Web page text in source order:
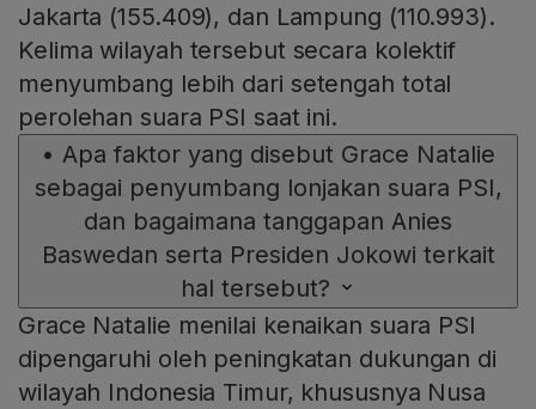
Jakarta (155.409), dan Lampung (110.993).
Kelima wilayah tersebut secara kolektif
menyumbang lebih dari setengah total
perolehan suara PSI saat ini.
• Apa faktor yang disebut Grace Natalie
sebagai penyumbang lonjakan suara PSI,
dan bagaimana tanggapan Anies
Baswedan serta Presiden Jokowi terkait
hal tersebut?
Grace Natalie menilai kenaikan suara PSI
dipengaruhi oleh peningkatan dukungan di
wilayah Indonesia Timur, khususnya Nusa